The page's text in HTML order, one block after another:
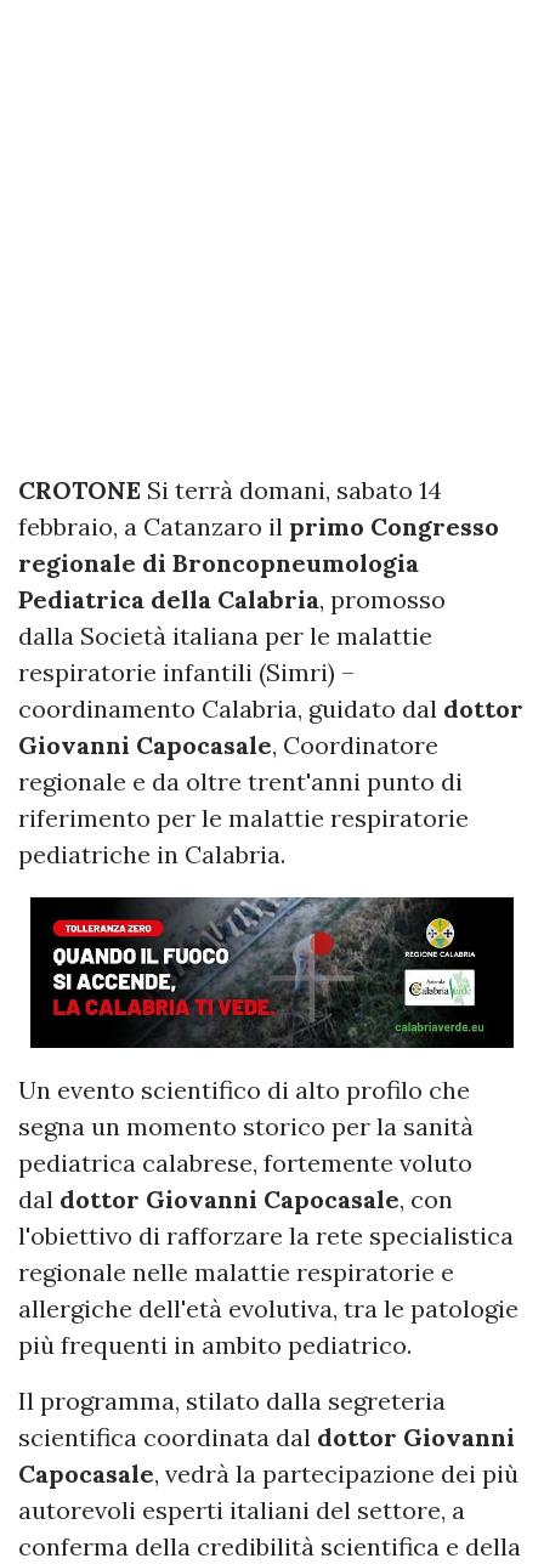
CROTONE Si terrà domani, sabato 14
febbraio, a Catanzaro il primo Congresso
regionale di Broncopneumologia
Pediatrica della Calabria, promosso
dalla Società italiana per le malattie
respiratorie infantili (Simri) –
coordinamento Calabria, guidato dal dottor
Giovanni Capocasale, Coordinatore
regionale e da oltre trent'anni punto di
riferimento per le malattie respiratorie
pediatriche in Calabria.
Un evento scientifico di alto profilo che
segna un momento storico per la sanità
pediatrica calabrese, fortemente voluto
dal dottor Giovanni Capocasale, con
l'obiettivo di rafforzare la rete specialistica
regionale nelle malattie respiratorie e
allergiche dell'età evolutiva, tra le patologie
più frequenti in ambito pediatrico.
Il programma, stilato dalla segreteria
scientifica coordinata dal dottor Giovanni
Capocasale, vedrà la partecipazione dei più
autorevoli esperti italiani del settore, a
conferma della credibilità scientifica e della